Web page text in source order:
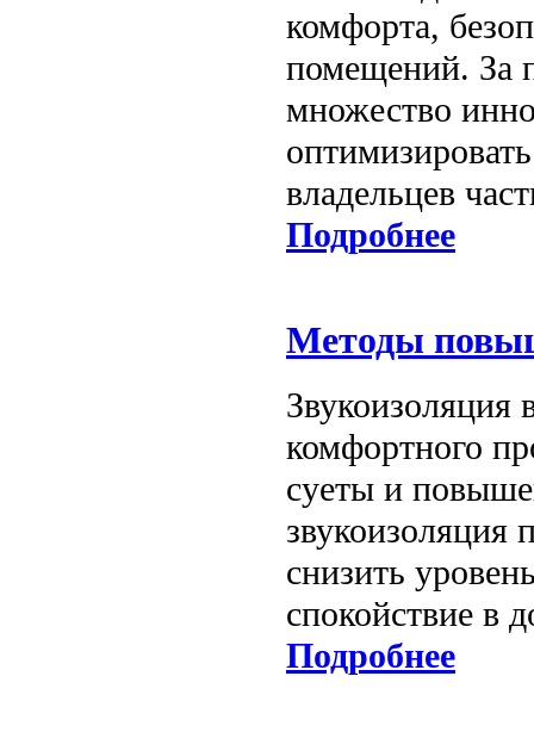
комфорта,
помещений. За
множество
владельцев
Подробнее
Методы
Звукоизоляция
комфортного
суеты и
звукоизоляция
снизить
спокойствие в
Подробнее